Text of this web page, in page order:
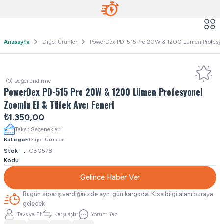
Anasayfa Diğer Ürünler PowerDex PD-515 Pro 20W & 1200 Lümen
(0) Değerlendirme
PowerDex PD-515 Pro 20W & 1200 Lümen Profesyonel
Zoomlu El & Tüfek Avcı Feneri
₺1.350,00
Taksit Seçenekleri
Kategori Diğer Ürünler
Stok
Kodu
CB0578
Gelince Haber Ver
Bugün sipariş verdiğinizde aynı gün kargoda! Kısa bilgi alanı buraya
gelecek
Tavsiye Et Karşılaştır Yorum Yaz